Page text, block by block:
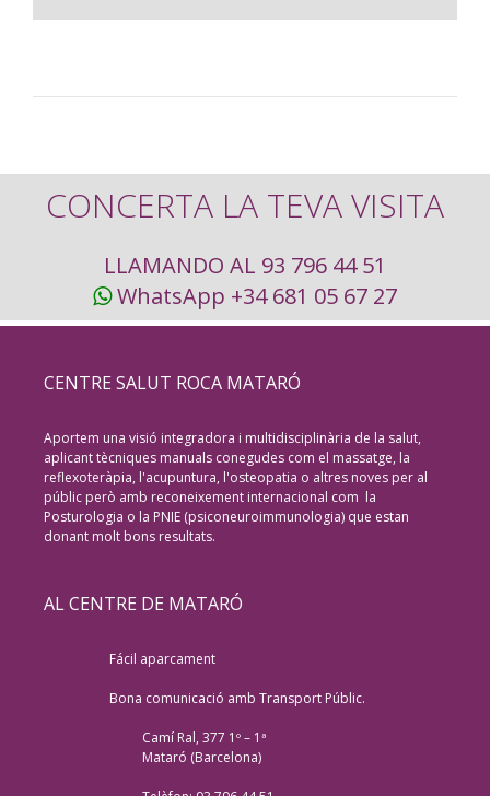
CONCERTA LA TEVA VISITA
LLAMANDO AL 93 796 44 51
WhatsApp +34 681 05 67 27
CENTRE SALUT ROCA MATARÓ
Aportem una visió integradora i multidisciplinària de la salut,
aplicant tècniques manuals conegudes com el massatge, la
reflexoteràpia, l'acupuntura, l'osteopatia o altres noves per al
públic però amb reconeixement internacional com la
Posturologia o la PNIE (psiconeuroimmunologia) que estan
donant molt bons resultats.
AL CENTRE DE MATARÓ
Fácil aparcament
Bona comunicació amb Transport Públic.
Camí Ral, 377 1º – 1ª
Mataró (Barcelona)